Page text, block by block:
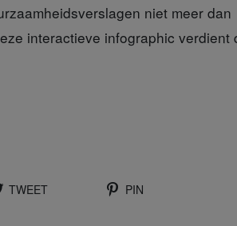
niet meer dan
interactieve infographic verdient
TWEET PIN